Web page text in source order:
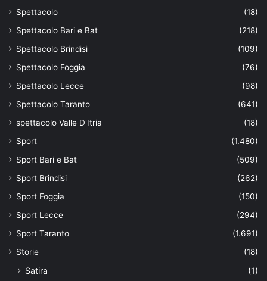
Spettacolo
(18)
Spettacolo Bari e Bat
(218)
Spettacolo Brindisi
(109)
Spettacolo Foggia
(76)
Spettacolo Lecce
(98)
Spettacolo Taranto
(641)
spettacolo Valle D'Itria
(18)
Sport
(1.480)
Sport Bari e Bat
(509)
Sport Brindisi
(262)
Sport Foggia
(150)
Sport Lecce
(294)
Sport Taranto
(1.691)
Storie
(18)
Satira (1)